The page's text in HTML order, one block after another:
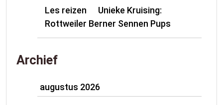
Les reizen
Unieke Kruising:
Rottweiler Berner Sennen Pups
Archief
augustus 2026